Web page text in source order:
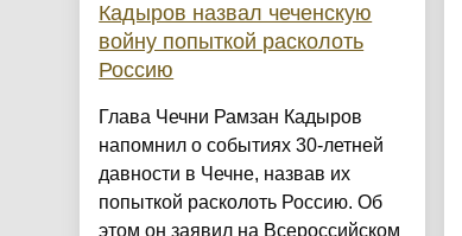
Кадыров назвал чеченскую
войну попыткой расколоть
Россию
Глава Чечни Рамзан Кадыров
напомнил о событиях 30-летней
давности в Чечне, назвав их
попыткой расколоть Россию. Об
этом он заявил на Всероссийском